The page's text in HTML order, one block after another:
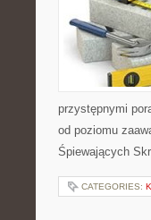
przystępnymi
od poziomu
Śpiewających
CATEGORIES: